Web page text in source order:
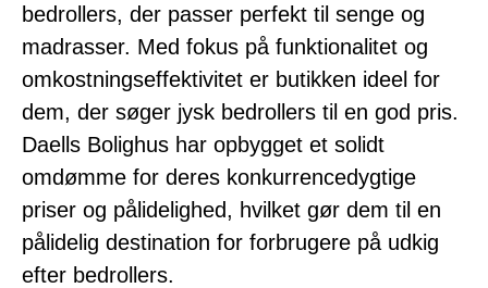
bedrollers, der passer perfekt til senge og
madrasser. Med fokus på funktionalitet og
omkostningseffektivitet er butikken ideel for
dem, der søger jysk bedrollers til en god pris.
Daells Bolighus har opbygget et solidt
omdømme for deres konkurrencedygtige
priser og pålidelighed, hvilket gør dem til en
pålidelig destination for forbrugere på udkig
efter bedrollers.